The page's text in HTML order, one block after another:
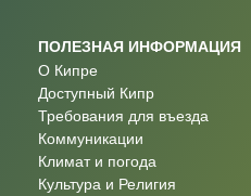
ПОЛЕЗНАЯ ИНФОРМАЦИЯ
О Кипре
Доступный Кипр
Требования для въезда
Коммуникации
Климат и погода
Культура и Религия